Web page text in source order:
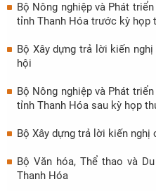
Bộ Nông nghiệp và Phát
tỉnh Thanh Hóa trước kỳ họp
Bộ Xây dựng trả lời kiến
hội
Bộ Nông nghiệp và Phát
tỉnh Thanh Hóa sau kỳ họp
Bộ Xây dựng trả lời kiến nghị
Bộ Văn hóa, Thể thao và
Thanh Hóa